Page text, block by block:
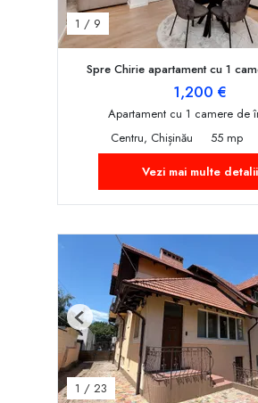
1 / 9
Spre Chirie apartament cu 1
1,200 €
Apartament cu 1 camere de
Centru, Chișinău
55 mp
Vezi mai multe detalii
1 / 23
Previous